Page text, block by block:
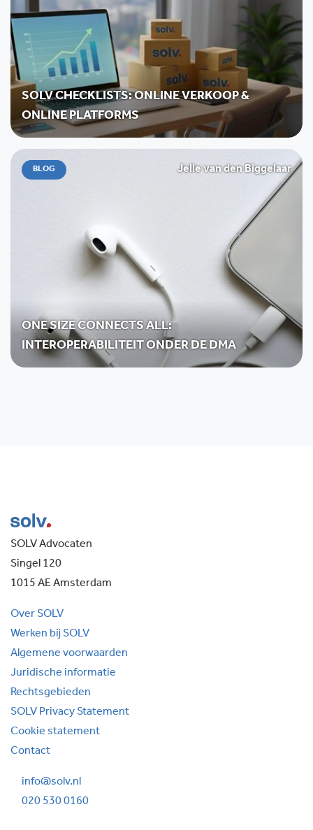
SOLV CHECKLISTS: ONLINE VERKOOP &
ONLINE PLATFORMS
BLOG Jelle van den Biggelaar
ONE SIZE CONNECTS ALL:
INTEROPERABILITEIT ONDER DE DMA
SOLV Advocaten
Singel 120
1015 AE Amsterdam
Over SOLV
Werken bij SOLV
Algemene voorwaarden
Juridische informatie
Rechtsgebieden
SOLV Privacy Statement
Cookie statement
Contact
info@solv.nl
020 530 0160